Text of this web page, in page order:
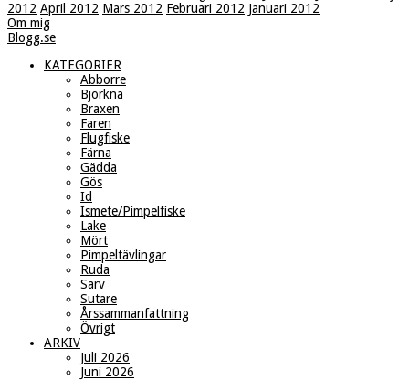
2012 April 2012 Mars 2012 Februari 2012 Januari 2012
Om mig
Blogg.se
KATEGORIER
Abborre
Björkna
Braxen
Faren
Flugfiske
Färna
Gädda
Gös
Id
Ismete/Pimpelfiske
Lake
Mört
Pimpeltävlingar
Ruda
Sarv
Sutare
Årssammanfattning
Övrigt
ARKIV
Juli 2026
Juni 2026